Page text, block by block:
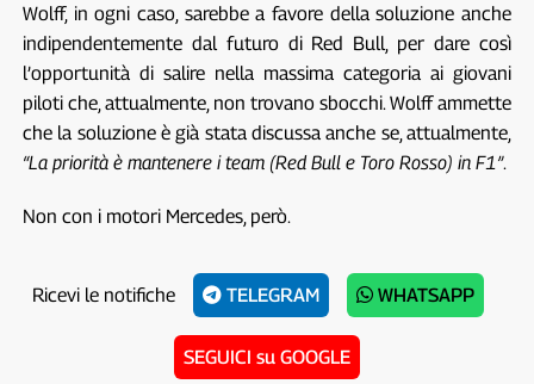
Wolff, in ogni caso, sarebbe a favore della soluzione anche
indipendentemente dal futuro di Red Bull, per dare così
l’opportunità di salire nella massima categoria ai giovani
piloti che, attualmente, non trovano sbocchi. Wolff ammette
che la soluzione è già stata discussa anche se, attualmente,
“La priorità è mantenere i team (Red Bull e Toro Rosso) in F1”.
Non con i motori Mercedes, però.
Ricevi le notifiche TELEGRAM WHATSAPP
SEGUICI su GOOGLE